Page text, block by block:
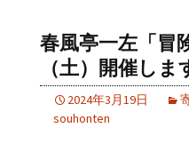
春風亭一左「冒
（土）開催しま
2024年3月19日
souhonten